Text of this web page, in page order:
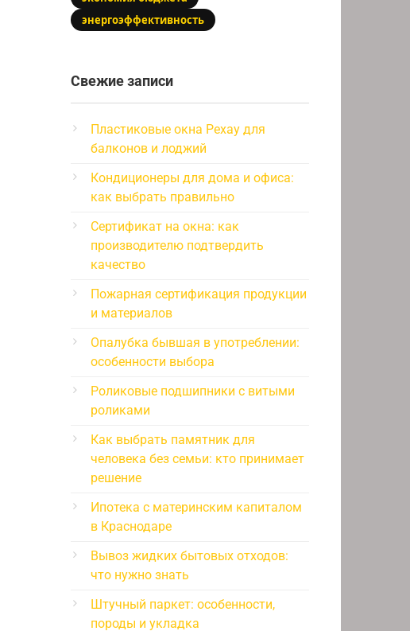
энергоэффективность
Свежие записи
Пластиковые окна Рехау для
балконов и лоджий
Кондиционеры для дома и офиса:
как выбрать правильно
Сертификат на окна: как
производителю подтвердить
качество
Пожарная сертификация продукции
и материалов
Опалубка бывшая в употреблении:
особенности выбора
Роликовые подшипники с витыми
роликами
Как выбрать памятник для
человека без семьи: кто принимает
решение
Ипотека с материнским капиталом
в Краснодаре
Вывоз жидких бытовых отходов:
что нужно знать
Штучный паркет: особенности,
породы и укладка